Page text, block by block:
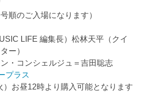
順のご入場になります）
LIFE 編集長）松林天平（クイ
ー）
・コンシェルジュ＝吉田聡志
プラス
お昼12時より購入可能となります